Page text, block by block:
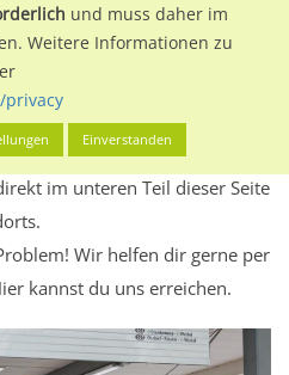
und Leistungswerte. Damit
Buchung im Detail über den
Werbewirkung sowie
den zugelassenen
im unteren Teil dieser Seite
Wir helfen dir gerne per
kannst du uns erreichen.
und muss daher im
Weitere Informationen zu
privacy
Einverstanden